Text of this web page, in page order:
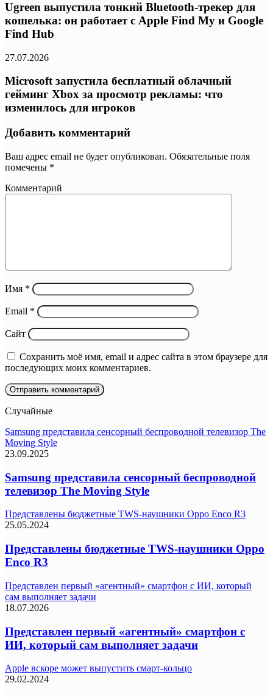
Ugreen выпустила тонкий Bluetooth-трекер для
кошелька: он работает с Apple Find My и Google
Find Hub
27.07.2026
Microsoft запустила бесплатный облачный
гейминг Xbox за просмотр рекламы: что
изменилось для игроков
Добавить комментарий
Ваш адрес email не будет опубликован. Обязательные поля
помечены *
Комментарий
Имя *
Email *
Сайт
Сохранить моё имя, email и адрес сайта в этом браузере для
последующих моих комментариев.
Случайные
Samsung представила сенсорный беспроводной телевизор The
Moving Style
23.09.2025
Samsung представила сенсорный беспроводной
телевизор The Moving Style
Представлены бюджетные TWS-наушники Oppo Enco R3
25.05.2024
Представлены бюджетные TWS-наушники Oppo
Enco R3
Представлен первый «агентный» смартфон с ИИ, который
сам выполняет задачи
18.07.2026
Представлен первый «агентный» смартфон с
ИИ, который сам выполняет задачи
Apple вскоре может выпустить смарт-кольцо
29.02.2024